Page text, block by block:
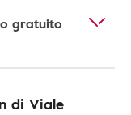
gratuito
di Viale